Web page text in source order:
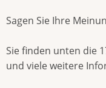
Sagen Sie Ihre
Sie finden unten die
und viele weitere